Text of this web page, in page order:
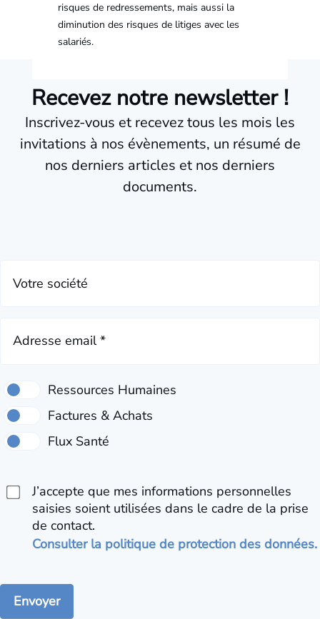
risques de redressements, mais aussi la
diminution des risques de litiges avec les
salariés.
Recevez notre newsletter !
Inscrivez-vous et recevez tous les mois les
invitations à nos évènements, un résumé de
nos derniers articles et nos derniers
documents.
Votre société
Adresse email *
J’accepte que mes informations personnelles
saisies soient utilisées dans le cadre de la prise
de contact.
Consulter la politique de protection des données.